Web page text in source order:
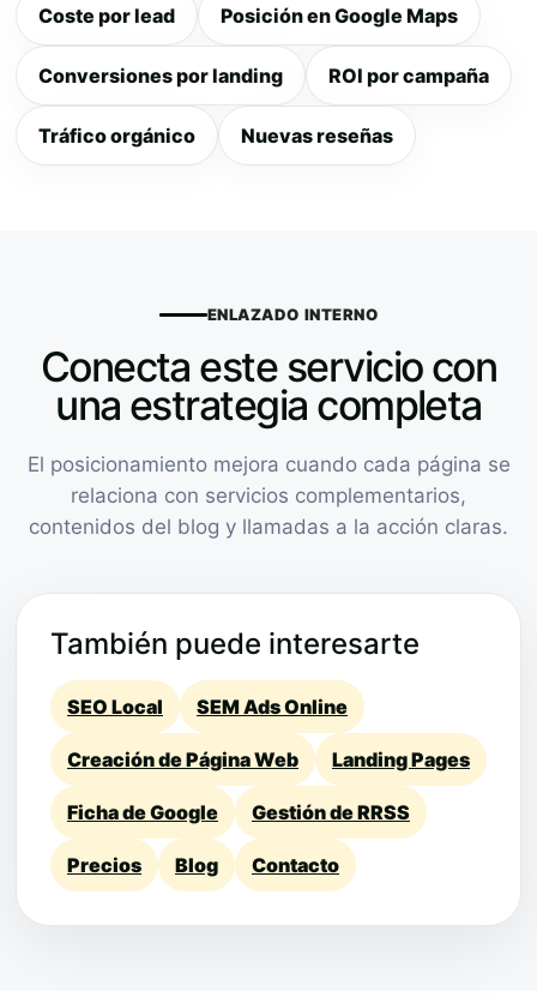
Coste por lead Posición en Google Maps
Conversiones por landing ROI por campaña
Tráfico orgánico Nuevas reseñas
ENLAZADO INTERNO
Conecta este servicio con
una estrategia completa
El posicionamiento mejora cuando cada página se
relaciona con servicios complementarios,
contenidos del blog y llamadas a la acción claras.
También puede interesarte
SEO Local SEM Ads Online
Creación de Página Web Landing Pages
Ficha de Google Gestión de RRSS
Precios Blog Contacto